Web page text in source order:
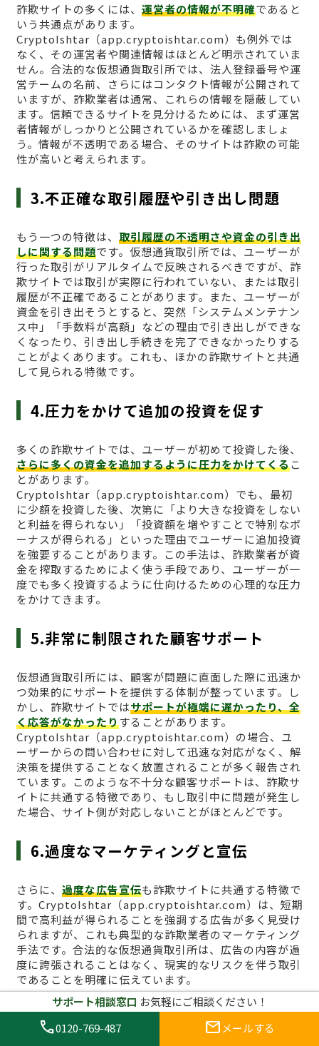
詐欺サイトの多くには、 運営者の情報が不明確であると
いう共通点があります。
CryptoIshtar（app.cryptoishtar.com）も例外では
なく、その運営者や関連情報はほとんど明示されていま
せん。合法的な仮想通貨取引所では、法人登録番号や運
営チームの名前、さらにはコンタクト情報が公開されて
いますが、詐欺業者は通常、これらの情報を隠蔽してい
ます。信頼できるサイトを見分けるためには、まず運営
者情報がしっかりと公開されているかを確認しましょ
う。情報が不透明である場合、そのサイトは詐欺の可能
性が高いと考えられます。
3.不正確な取引履歴や引き出し問題
もう一つの特徴は、 取引履歴の不透明さや資金の引き出
しに関する問題です。仮想通貨取引所では、ユーザーが
行った取引がリアルタイムで反映されるべきですが、詐
欺サイトでは取引が実際に行われていない、または取引
履歴が不正確であることがあります。また、ユーザーが
資金を引き出そうとすると、突然「システムメンテナン
ス中」「手数料が高額」などの理由で引き出しができな
くなったり、引き出し手続きを完了できなかったりする
ことがよくあります。これも、ほかの詐欺サイトと共通
して見られる特徴です。
4.圧力をかけて追加の投資を促す
多くの詐欺サイトでは、ユーザーが初めて投資した後、
さらに多くの資金を追加するように圧力をかけてくるこ
とがあります。
CryptoIshtar（app.cryptoishtar.com）でも、最初
に少額を投資した後、次第に「より大きな投資をしない
と利益を得られない」「投資額を増やすことで特別なボ
ーナスが得られる」といった理由でユーザーに追加投資
を強要することがあります。この手法は、詐欺業者が資
金を搾取するためによく使う手段であり、ユーザーが一
度でも多く投資するように仕向けるための心理的な圧力
をかけてきます。
5.非常に制限された顧客サポート
仮想通貨取引所には、顧客が問題に直面した際に迅速か
つ効果的にサポートを提供する体制が整っています。し
かし、詐欺サイトではサポートが極端に遅かったり、全
く応答がなかったりすることがあります。
CryptoIshtar（app.cryptoishtar.com）の場合、ユ
ーザーからの問い合わせに対して迅速な対応がなく、解
決策を提供することなく放置されることが多く報告され
ています。このような不十分な顧客サポートは、詐欺サ
イトに共通する特徴であり、もし取引中に問題が発生し
た場合、サイト側が対応しないことがほとんどです。
6.過度なマーケティングと宣伝
さらに、 過度な広告宣伝も詐欺サイトに共通する特徴で
す。CryptoIshtar（app.cryptoishtar.com）は、短期
間で高利益が得られることを強調する広告が多く見受け
られますが、これも典型的な詐欺業者のマーケティング
手法です。合法的な仮想通貨取引所は、広告の内容が過
度に誇張されることはなく、現実的なリスクを伴う取引
であることを明確に伝えています。
これらの共通点を把握し、
CryptoIshtar（app.cryptoishtar.c
サポート相談窓口 お気軽にご相談ください！
call0120-769-487 mail メールする